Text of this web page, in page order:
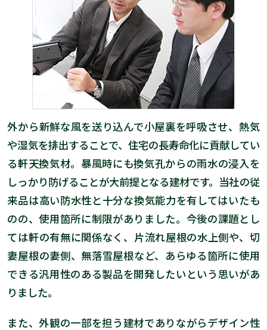
外から新鮮な風を送り込んで小屋裏を呼吸させ、熱気
や湿気を排出することで、住宅の長寿命化に貢献してい
る軒天換気材。暴風時にも換気孔からの雨水の浸入を
しっかり防げることが大前提となる建材です。当社の従
来品は高い防水性と十分な換気能力を有してはいたも
のの、使用箇所に制限がありました。今後の課題とし
ては軒の有無に関係なく、片流れ屋根の水上側や、切
妻屋根の妻側、無落雪屋根など、あらゆる箇所に使用
できる汎用性のある製品を開発したいという思いがあ
りました。
また、外観の一部を担う建材でありながらデザイン性